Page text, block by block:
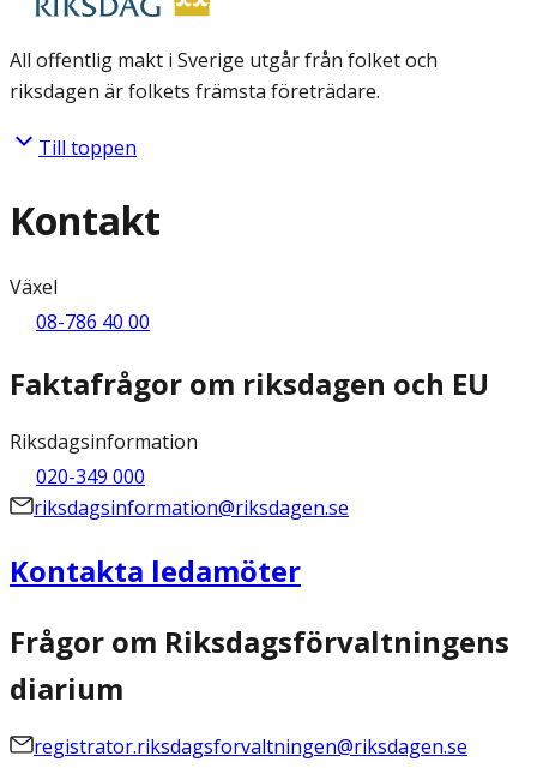
All offentlig makt i Sverige utgår från folket och
riksdagen är folkets främsta företrädare.
Till toppen
Kontakt
Växel
08-786 40 00
Faktafrågor om riksdagen och EU
Riksdagsinformation
020-349 000
riksdagsinformation@riksdagen.se
Kontakta ledamöter
Frågor om Riksdagsförvaltningens
diarium
registrator.riksdagsforvaltningen@riksdagen.se